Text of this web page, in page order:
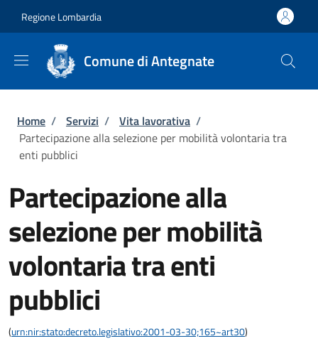
Regione Lombardia
Comune di Antegnate
Briciole di pane
Home / Servizi / Vita lavorativa /
Partecipazione alla selezione per mobilità volontaria tra
enti pubblici
Partecipazione alla
selezione per mobilità
volontaria tra enti
pubblici
(urn:nir:stato:decreto.legislativo:2001-03-30;165~art30)